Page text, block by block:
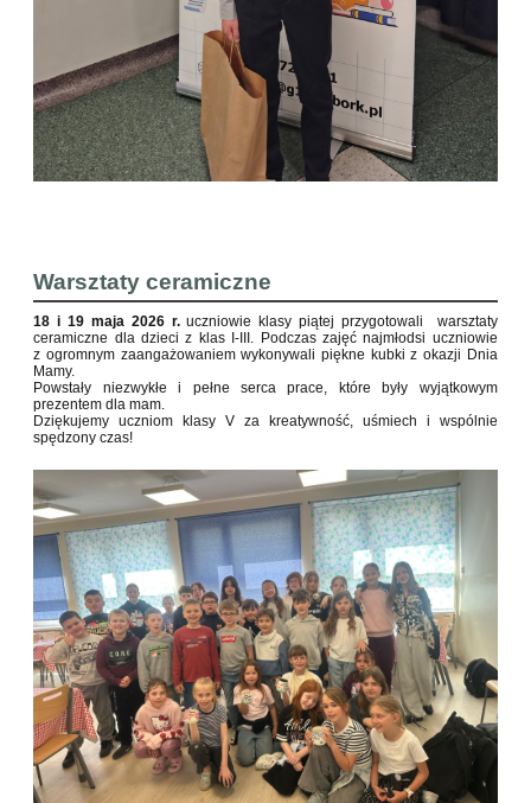
Warsztaty ceramiczne
18 i 19 maja 2026 r.uczniowie klasy piątej przygotowali warsztaty
ceramiczne dla dzieci z klas I-III. Podczas zajęć najmłodsi uczniowie
z ogromnym zaangażowaniem wykonywali piękne kubki z okazji Dnia
Mamy.
Powstały niezwykłe i pełne serca prace, które były wyjątkowym
prezentem dla mam.
Dziękujemy uczniom klasy V za kreatywność, uśmiech i wspólnie
spędzony czas!